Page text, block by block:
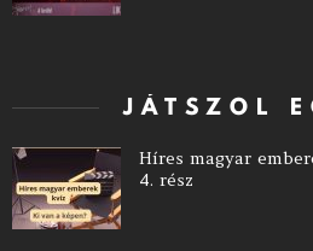
JÁTSZOL
Híres magyar
4. rész